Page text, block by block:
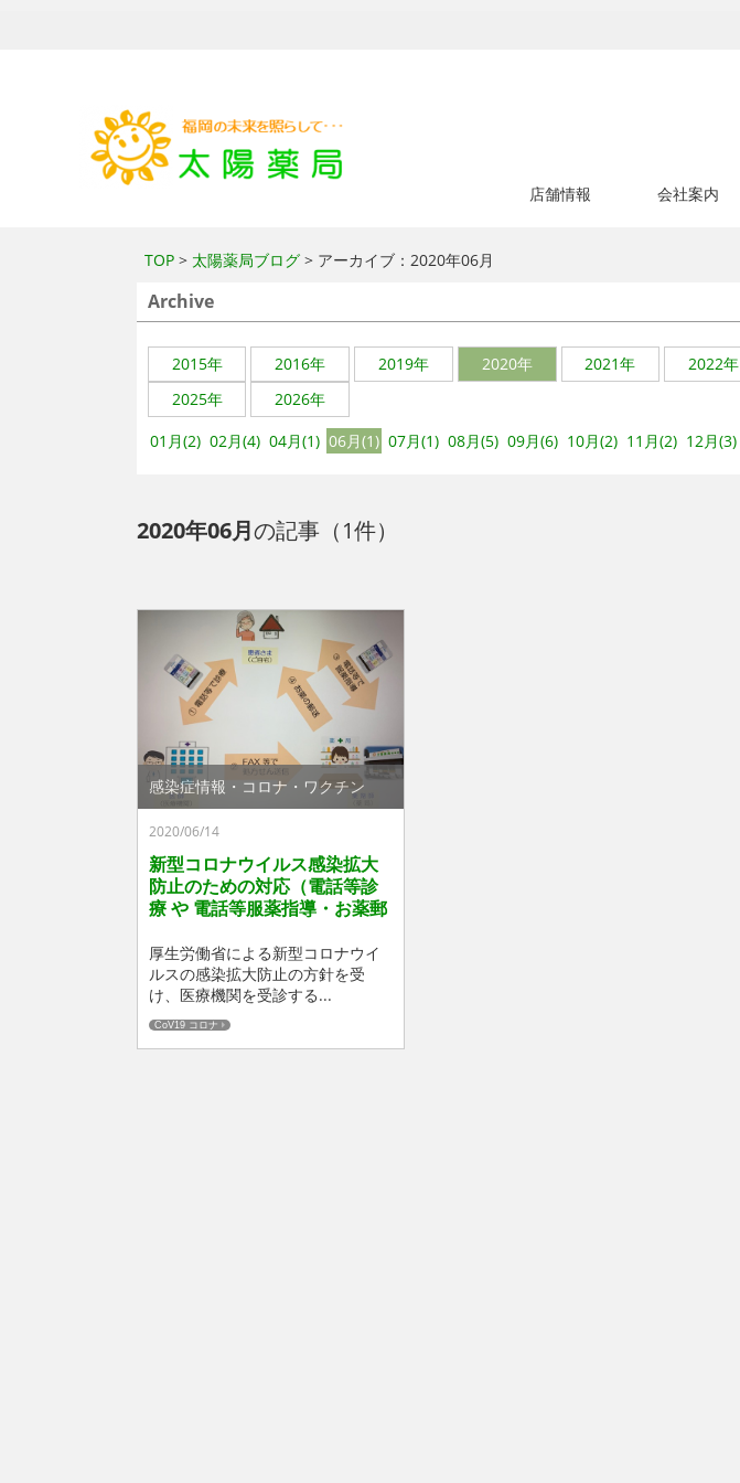
店舗情報 会社案内
TOP > 太陽薬局ブログ > アーカイブ：2020年06月
Archive
2015年 2016年 2019年 2020年 2021年 2022年
2025年
2026年
01月(2) 02月(4) 04月(1) 06月(1) 07月(1) 08月(5) 09月(6) 10月(2) 11月(2) 12月(3)
2020年06月の記事（1件）
感染症情報・コロナ・ワクチン
2020/06/14
新型コロナウイルス感染拡大
防止のための対応（電話等診
療 や 電話等服薬指導・お薬郵
厚生労働省による新型コロナウイ
ルスの感染拡大防止の方針を受
け、医療機関を受診する...
CoV19 コロナ